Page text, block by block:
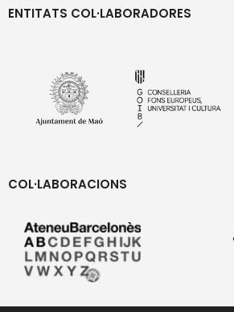
ENTITATS COL·LABORADORES
COL·LABORACIONS